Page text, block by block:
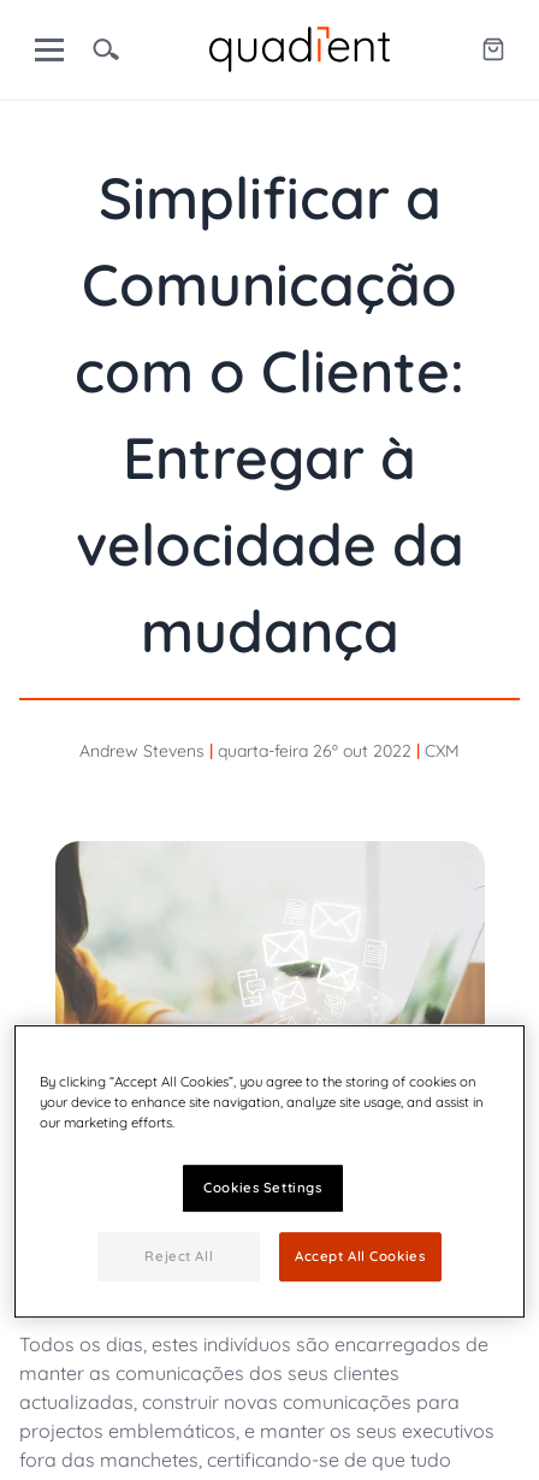
Simplificar a
Comunicação
com o Cliente:
Entregar à
velocidade da
mudança
Andrew Stevens | quarta-feira 26º out 2022 | CXM
Para a maioria dos profissionais de comunicação, a
palavra "como" pode muitas vezes evocar um
Todos os dias, estes indivíduos são encarregados de
manter as comunicações dos seus clientes
actualizadas, construir novas comunicações para
projectos emblemáticos, e manter os seus executivos
fora das manchetes, certificando-se de que tudo
By clicking “Accept All Cookies”, you agree to the storing of cookies on
your device to enhance site navigation, analyze site usage, and assist in
our marketing efforts.
Cookies Settings
Reject All Accept All Cookies